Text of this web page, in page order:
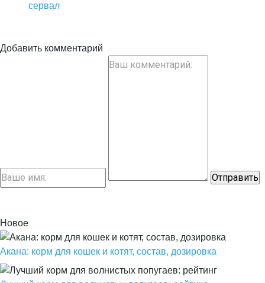
сервал
Добавить комментарий
Новое
Акана: корм для кошек и котят, состав, дозировка